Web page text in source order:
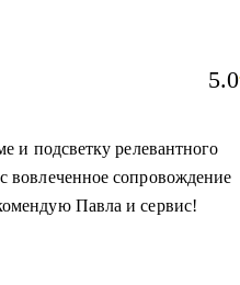
5.0
и подсветку релевантного
сопровождение
Павла и сервис!